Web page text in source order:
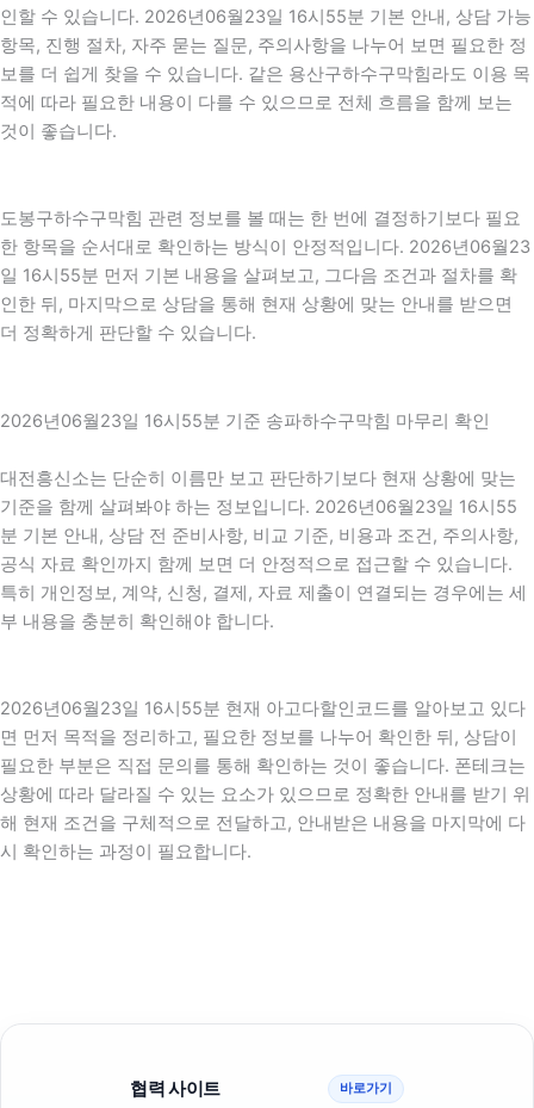
인할 수 있습니다. 2026년06월23일 16시55분 기본 안내, 상담 가능
항목, 진행 절차, 자주 묻는 질문, 주의사항을 나누어 보면 필요한 정
보를 더 쉽게 찾을 수 있습니다. 같은 용산구하수구막힘라도 이용 목
적에 따라 필요한 내용이 다를 수 있으므로 전체 흐름을 함께 보는
것이 좋습니다.
도봉구하수구막힘 관련 정보를 볼 때는 한 번에 결정하기보다 필요
한 항목을 순서대로 확인하는 방식이 안정적입니다. 2026년06월23
일 16시55분 먼저 기본 내용을 살펴보고, 그다음 조건과 절차를 확
인한 뒤, 마지막으로 상담을 통해 현재 상황에 맞는 안내를 받으면
더 정확하게 판단할 수 있습니다.
2026년06월23일 16시55분 기준 송파하수구막힘 마무리 확인
대전흥신소는 단순히 이름만 보고 판단하기보다 현재 상황에 맞는
기준을 함께 살펴봐야 하는 정보입니다. 2026년06월23일 16시55
분 기본 안내, 상담 전 준비사항, 비교 기준, 비용과 조건, 주의사항,
공식 자료 확인까지 함께 보면 더 안정적으로 접근할 수 있습니다.
특히 개인정보, 계약, 신청, 결제, 자료 제출이 연결되는 경우에는 세
부 내용을 충분히 확인해야 합니다.
2026년06월23일 16시55분 현재 아고다할인코드를 알아보고 있다
면 먼저 목적을 정리하고, 필요한 정보를 나누어 확인한 뒤, 상담이
필요한 부분은 직접 문의를 통해 확인하는 것이 좋습니다. 폰테크는
상황에 따라 달라질 수 있는 요소가 있으므로 정확한 안내를 받기 위
해 현재 조건을 구체적으로 전달하고, 안내받은 내용을 마지막에 다
시 확인하는 과정이 필요합니다.
협력 사이트 바로가기